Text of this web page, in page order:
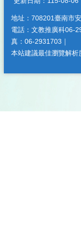
地址：708201臺南市
電話：文教推廣科06-
真：06-2931703｜
本站建議最佳瀏覽解